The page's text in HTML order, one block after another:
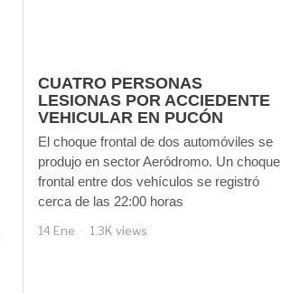
CUATRO PERSONAS
LESIONAS POR ACCIEDENTE
VEHICULAR EN PUCÓN
El choque frontal de dos automóviles se
produjo en sector Aeródromo. Un choque
frontal entre dos vehículos se registró
cerca de las 22:00 horas
14 Ene 1.3K views